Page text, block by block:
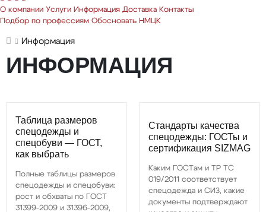
О компании Услуги Информация Доставка Контакты
Подбор по профессиям Обосновать НМЦК
Информация
ИНФОРМАЦИЯ
Таблица размеров
спецодежды и
спецобуви — ГОСТ,
как выбрать
Полные таблицы размеров
спецодежды и спецобуви:
рост и обхваты по ГОСТ
31399-2009 и 31396-2009,
Стандарты качества
спецодежды: ГОСТы и
сертификация SIZMAG
Каким ГОСТам и ТР ТС
019/2011 соответствует
спецодежда и СИЗ, какие
документы подтверждают